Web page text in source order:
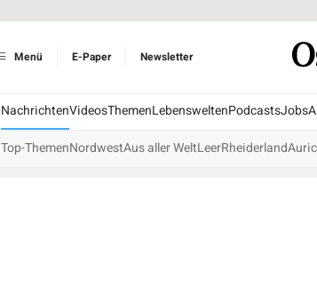
Menü E-Paper Newsletter
NachrichtenVideosThemenLebensweltenPodcastsJobs
Top-ThemenNordwestAus aller WeltLeerRheiderland